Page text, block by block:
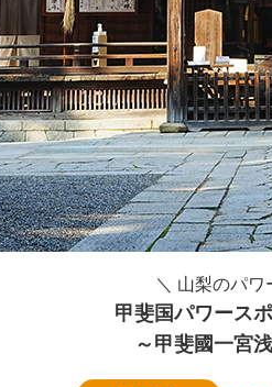
＼ 山梨のパワ
甲斐国パワース
～甲斐國一宮